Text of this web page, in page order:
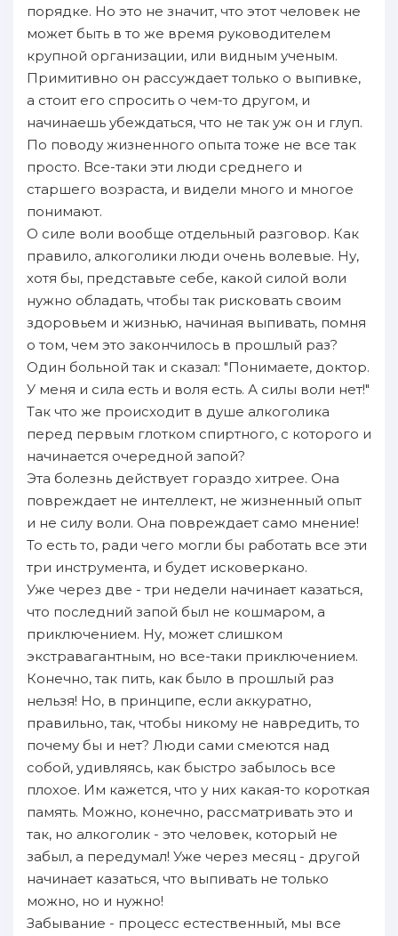
порядке. Но это не значит, что этот человек не
может быть в то же время руководителем
крупной организации, или видным ученым.
Примитивно он рассуждает только о выпивке,
а стоит его спросить о чем-то другом, и
начинаешь убеждаться, что не так уж он и глуп.
По поводу жизненного опыта тоже не все так
просто. Все-таки эти люди среднего и
старшего возраста, и видели много и многое
понимают.
О силе воли вообще отдельный разговор. Как
правило, алкоголики люди очень волевые. Ну,
хотя бы, представьте себе, какой силой воли
нужно обладать, чтобы так рисковать своим
здоровьем и жизнью, начиная выпивать, помня
о том, чем это закончилось в прошлый раз?
Один больной так и сказал: "Понимаете, доктор.
У меня и сила есть и воля есть. А силы воли нет!"
Так что же происходит в душе алкоголика
перед первым глотком спиртного, с которого и
начинается очередной запой?
Эта болезнь действует гораздо хитрее. Она
повреждает не интеллект, не жизненный опыт
и не силу воли. Она повреждает само мнение!
То есть то, ради чего могли бы работать все эти
три инструмента, и будет исковеркано.
Уже через две - три недели начинает казаться,
что последний запой был не кошмаром, а
приключением. Ну, может слишком
экстравагантным, но все-таки приключением.
Конечно, так пить, как было в прошлый раз
нельзя! Но, в принципе, если аккуратно,
правильно, так, чтобы никому не навредить, то
почему бы и нет? Люди сами смеются над
собой, удивляясь, как быстро забылось все
плохое. Им кажется, что у них какая-то короткая
память. Можно, конечно, рассматривать это и
так, но алкоголик - это человек, который не
забыл, а передумал! Уже через месяц - другой
начинает казаться, что выпивать не только
можно, но и нужно!
Забывание - процесс естественный, мы все